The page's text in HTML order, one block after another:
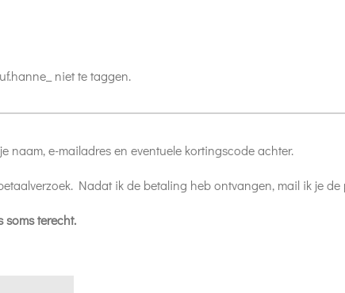
niet te taggen.
naam, e-mailadres en eventuele kortingscode achter.
Nadat ik de betaling heb ontvangen, mail ik je
soms terecht.